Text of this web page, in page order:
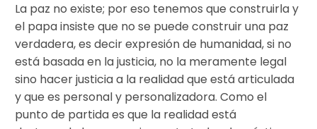
La paz no existe; por eso tenemos que construirla y
el papa insiste que no se puede construir una paz
verdadera, es decir expresión de humanidad, si no
está basada en la justicia, no la meramente legal
sino hacer justicia a la realidad que está articulada
y que es personal y personalizadora. Como el
punto de partida es que la realidad está